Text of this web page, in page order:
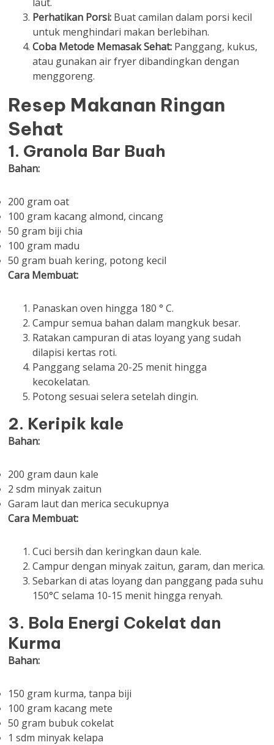
Perhatikan Porsi: Buat camilan dalam porsi kecil
untuk menghindari makan berlebihan.
Coba Metode Memasak Sehat: Panggang, kukus,
atau gunakan air fryer dibandingkan dengan
menggoreng.
Resep Makanan Ringan
Sehat
1. Granola Bar Buah
Bahan:
200 gram oat
100 gram kacang almond, cincang
50 gram biji chia
100 gram madu
50 gram buah kering, potong kecil
Cara Membuat:
Panaskan oven hingga 180 ° C.
Campur semua bahan dalam mangkuk besar.
Ratakan campuran di atas loyang yang sudah
dilapisi kertas roti.
Panggang selama 20-25 menit hingga
kecokelatan.
Potong sesuai selera setelah dingin.
2. Keripik kale
Bahan:
200 gram daun kale
2 sdm minyak zaitun
Garam laut dan merica secukupnya
Cara Membuat:
Cuci bersih dan keringkan daun kale.
Campur dengan minyak zaitun, garam, dan merica.
Sebarkan di atas loyang dan panggang pada suhu
150°C selama 10-15 menit hingga renyah.
3. Bola Energi Cokelat dan
Kurma
Bahan:
150 gram kurma, tanpa biji
100 gram kacang mete
50 gram bubuk cokelat
1 sdm minyak kelapa